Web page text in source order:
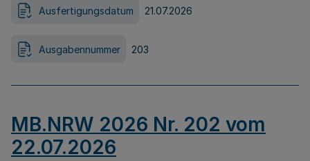
Ausfertigungsdatum 21.07.2026
Ausgabennummer 203
MB.NRW 2026 Nr. 202 vom
22.07.2026